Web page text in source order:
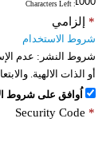
: Characters Left
إلزامي *
شروط الاستخدام
شروط النشر: عدم
أو الذات الالهية.
اُوافق على شروط
Security Code *